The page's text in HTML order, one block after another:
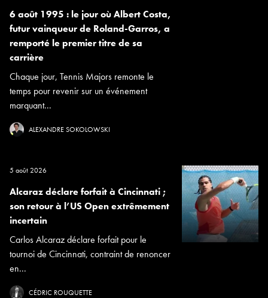
6 août 1995 : le jour où Albert Costa,
futur vainqueur de Roland-Garros, a
remporté le premier titre de sa
carrière
Chaque jour, Tennis Majors remonte le
temps pour revenir sur un événement
marquant...
ALEXANDRE SOKOLOWSKI
5 août 2026
Alcaraz déclare forfait à Cincinnati ;
son retour à l’US Open extrêmement
incertain
Carlos Alcaraz déclare forfait pour le
tournoi de Cincinnati, contraint de renoncer
en...
CÉDRIC ROUQUETTE